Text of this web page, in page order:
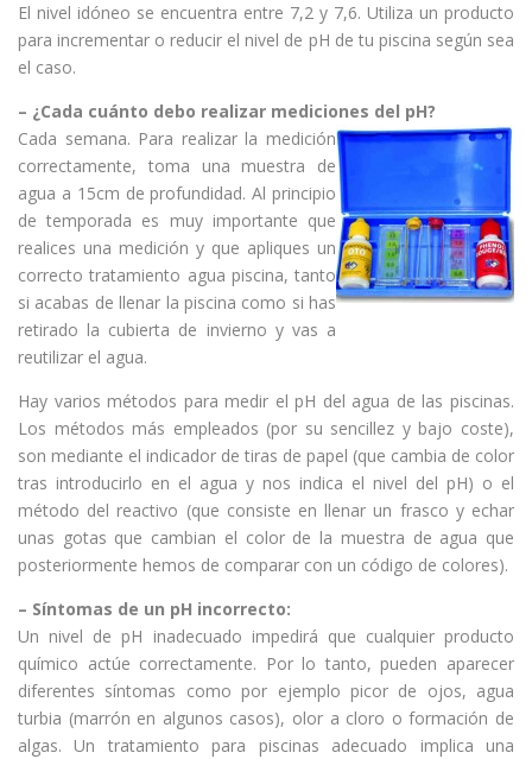
El nivel idóneo se encuentra entre 7,2 y 7,6. Utiliza un producto
para incrementar o reducir el nivel de pH de tu piscina según sea
el caso.
– ¿Cada cuánto debo realizar mediciones del pH?
Cada semana. Para realizar la medición
correctamente, toma una muestra de
agua a 15cm de profundidad. Al principio
de temporada es muy importante que
realices una medición y que apliques un
correcto tratamiento agua piscina, tanto
si acabas de llenar la piscina como si has
retirado la cubierta de invierno y vas a
reutilizar el agua.
Hay varios métodos para medir el pH del agua de las piscinas.
Los métodos más empleados (por su sencillez y bajo coste),
son mediante el indicador de tiras de papel (que cambia de color
tras introducirlo en el agua y nos indica el nivel del pH) o el
método del reactivo (que consiste en llenar un frasco y echar
unas gotas que cambian el color de la muestra de agua que
posteriormente hemos de comparar con un código de colores).
– Síntomas de un pH incorrecto:
Un nivel de pH inadecuado impedirá que cualquier producto
químico actúe correctamente. Por lo tanto, pueden aparecer
diferentes síntomas como por ejemplo picor de ojos, agua
turbia (marrón en algunos casos), olor a cloro o formación de
algas. Un tratamiento para piscinas adecuado implica una